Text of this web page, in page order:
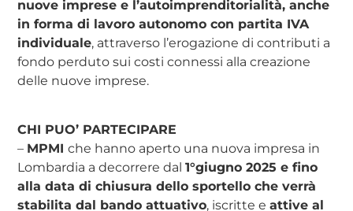
nuove imprese e l’autoimprenditorialità, anche
in forma di lavoro autonomo con partita IVA
individuale, attraverso l’erogazione di contributi a
fondo perduto sui costi connessi alla creazione
delle nuove imprese.
CHI PUO’ PARTECIPARE
– MPMIche hanno aperto una nuova impresa in
Lombardia a decorrere dal1°giugno 2025 e fino
alla data di chiusura dello sportello che verrà
stabilita dal bando attuativo, iscritte eattive al